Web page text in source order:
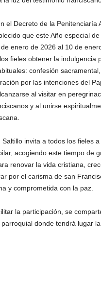
el Decreto de la Penitenciaría
que este Año especial
enero de 2026 al 10 de
fieles obtener la indulgencia
confesión
por las intenciones del
al visitar en
y al unirse
Saltillo invita a todos los fieles
acogiendo este tiempo de
renovar la vida cristiana,
por el carisma de san
y comprometida con la paz.
la participación, se
donde tendrá lugar la